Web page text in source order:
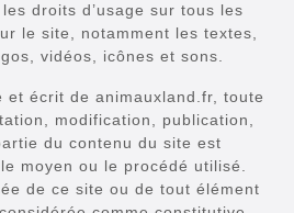
droits d’usage sur tous les
le site, notamment les textes,
vidéos, icônes et sons.
et écrit de animauxland.fr, toute
modification, publication,
du contenu du site est
moyen ou le procédé utilisé.
de ce site ou de tout élément